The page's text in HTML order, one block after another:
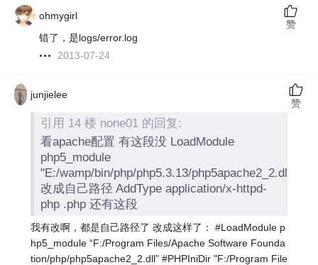
ohmygirl
错了，是logs/error.log
2013-07-24
赞
junjielee
引用 14 楼 none01 的回复:
看apache配置 有这段没 LoadModule
php5_module
"E:/wamp/bin/php/php5.3.13/php5apache2_2.dll"
改成自己路径 AddType application/x-httpd-
php .php 还有这段
我有改啊，都是自己路径了 改成这样了： #LoadModule p
hp5_module “F:/Program Files/Apache Software Founda
tion/php/php5apache2_2.dll” #PHPIniDir "F:/Program File
赞